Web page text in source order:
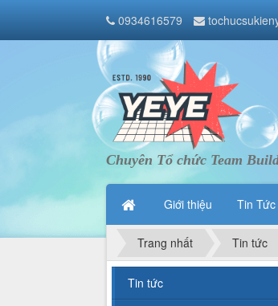
0934616579
Chuyên Tổ chức Team
Giới thiệu Tin Tức
Trang nhất Tin tức
Tin tức